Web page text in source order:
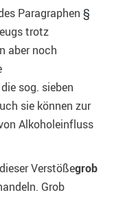
Paragraphen §
trotz
aber noch
sog. sieben
sie können zur
Alkoholeinfluss
Verstößegrob
Grob